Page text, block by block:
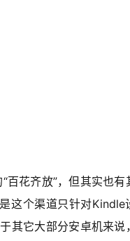
百花齐放”，但其实也有
这个渠道只针对Kindle
其它大部分安卓机来说